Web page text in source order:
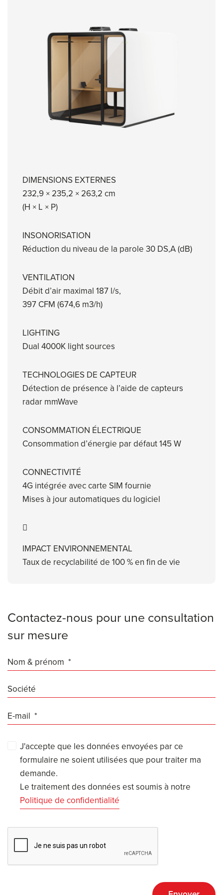
DIMENSIONS EXTERNES
232,9 × 235,2 × 263,2 cm
(H × L × P)
INSONORISATION
Réduction du niveau de la parole 30 DS,A (dB)
VENTILATION
Débit d’air maximal 187 l/s,
397 CFM (674,6 m3/h)
LIGHTING
Dual 4000K light sources
TECHNOLOGIES DE CAPTEUR
Détection de présence à l’aide de capteurs
radar mmWave
CONSOMMATION ÉLECTRIQUE
Consommation d’énergie par défaut 145 W
CONNECTIVITÉ
4G intégrée avec carte SIM fournie
Mises à jour automatiques du logiciel
IMPACT ENVIRONNEMENTAL
Taux de recyclabilité de 100 % en fin de vie
Contactez-nous pour une consultation
sur mesure
Nom & prénom
Société
E-mail
J'accepte que les données envoyées par ce
formulaire ne soient utilisées que pour traiter ma
demande.
Le traitement des données est soumis à notre
Politique de confidentialité